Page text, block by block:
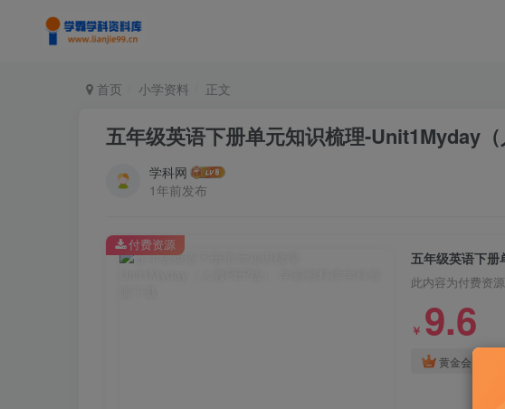
首页 小学资料 正文
五年级英语下册单元知识梳理-Unit1Myday（
学科网
1年前发布
五年级英语下册
此内容为付费资
￥ 9.6
黄金会员
付费资源